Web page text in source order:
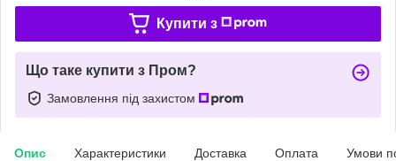
Купити з
Що таке купити з Пром?
Замовлення під захистом
Опис Характеристики Доставка Оплата Умови